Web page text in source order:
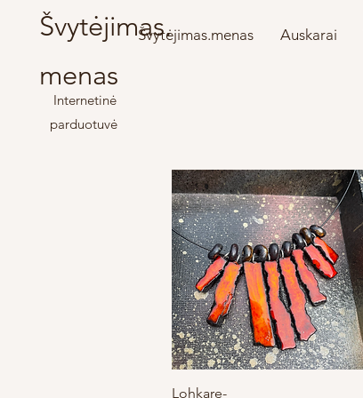
Švytėjimas.
menas
Švytėjimas.menas Auskarai
Internetinė
parduotuvė
Lohkare-